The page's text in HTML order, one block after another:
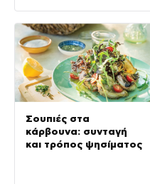
Σουπιές στα
κάρβουνα: συνταγή
και τρόπος ψησίματος